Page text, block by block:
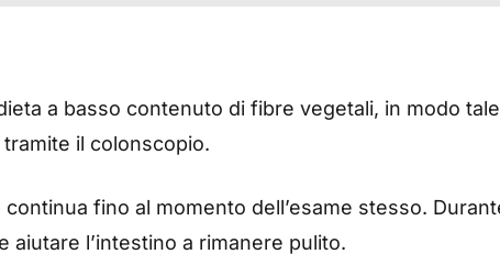
a basso contenuto di fibre vegetali, in modo
il colonscopio.
fino al momento dell’esame stesso.
aiutare l’intestino a rimanere pulito.